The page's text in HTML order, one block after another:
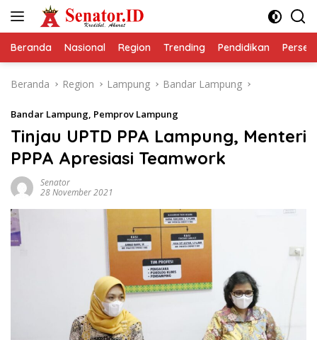
Beranda Nasional Region Trending Pendidikan
Beranda Region Lampung Bandar Lampung
Bandar Lampung, Pemprov Lampung
Tinjau UPTD PPA Lampung, Menteri
PPPA Apresiasi Teamwork
Senator
28 November 2021